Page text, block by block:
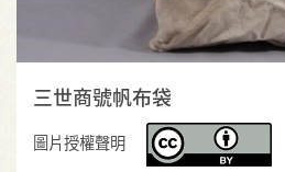
三世商號帆布袋
圖片授權聲明